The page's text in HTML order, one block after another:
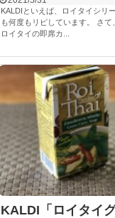
KALDIといえば、ロイタイシリ
も何度もリピしています。 さ
ロイタイの即席カ...
KALDI「ロイタイ